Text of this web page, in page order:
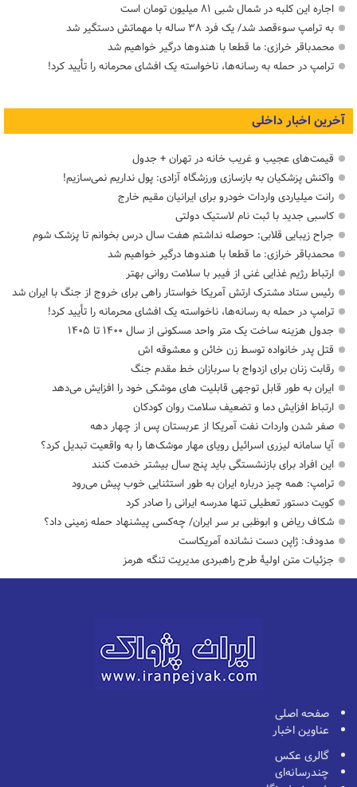
اجاره این کلبه در شمال شبی ۸۱ میلیون تومان است
به ترامپ سوءقصد شد/ یک فرد ۳۸ ساله با مهماتش دستگیر شد
محمدباقر خرازی: ما قطعا با هندوها درگیر خواهیم شد
ترامپ در حمله‌ به رسانه‌ها، ناخواسته یک افشای محرمانه را تأیید کرد!
آخرین اخبار داخلی
قیمت‌های عجیب و غریب خانه در تهران + جدول
واکنش پزشکیان به بازسازی ورزشگاه آزادی: پول نداریم نمی‌سازیم!
رانت میلیاردی واردات خودرو برای ایرانیان مقیم خارج
کاسبی جدید با ثبت نام لاستیک دولتی
جراح زیبایی قلابی: حوصله نداشتم هفت سال درس بخوانم تا پزشک شوم
محمدباقر خرازی: ما قطعا با هندوها درگیر خواهیم شد
ارتباط رژیم غذایی غنی از فیبر با سلامت روانی بهتر
رئیس ستاد مشترک ارتش آمریکا خواستار راهی برای خروج از جنگ با ایران شد
ترامپ در حمله‌ به رسانه‌ها، ناخواسته یک افشای محرمانه را تأیید کرد!
جدول هزینه ساخت یک متر واحد مسکونی از سال ۱۴۰۰ تا ۱۴۰۵
قتل پدر خانواده توسط زن خائن و معشوقه اش
رقابت زنان برای ازدواج با سربازان خط مقدم جنگ
ایران به طور قابل توجهی قابلیت های موشکی خود را افزایش می‌دهد
ارتباط افزایش دما و تضعیف سلامت روان کودکان
صفر شدن واردات نفت آمریکا از عربستان پس از چهار دهه
آیا سامانه لیزری اسرائیل رویای مهار موشک‌ها را به واقعیت تبدیل کرد؟
این افراد برای بازنشستگی باید پنج سال بیشتر خدمت کنند
ترامپ: همه چیز درباره ایران به طور استثنایی خوب پیش می‌رود
کویت دستور تعطیلی تنها مدرسه ایرانی را صادر کرد
شکاف ریاض و ابوظبی بر سر ایران/ چه‌کسی پیشنهاد حمله زمینی داد؟
مدودف: ژاپن دست نشانده آمریکاست
جزئیات متن اولیۀ طرح راهبردی مدیریت تنگه هرمز
صفحه اصلی
عناوین اخبار
گالری عکس
چندرسانه‌ای